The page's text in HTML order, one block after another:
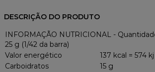
DESCRIÇÃO DO PRODUTO
INFORMAÇÃO NUTRICIONAL -
25 g (1/42 da barra)
Valor energético
137 kcal = 574 kj
Carboidratos
15 g